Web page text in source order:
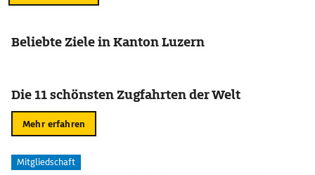
Beliebte Ziele in Kanton Luzern
Die 11 schönsten Zugfahrten der Welt
Mehr erfahren
Mitgliedschaft